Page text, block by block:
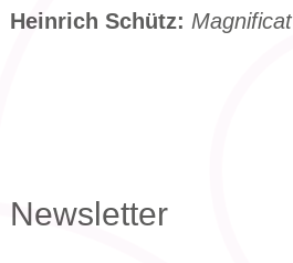
Heinrich Schütz: Magnificat
Newsletter